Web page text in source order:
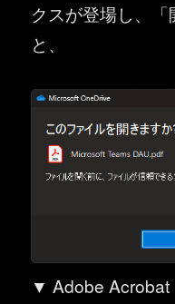
クスが登場し、
と、
▼ Adobe Acrobat